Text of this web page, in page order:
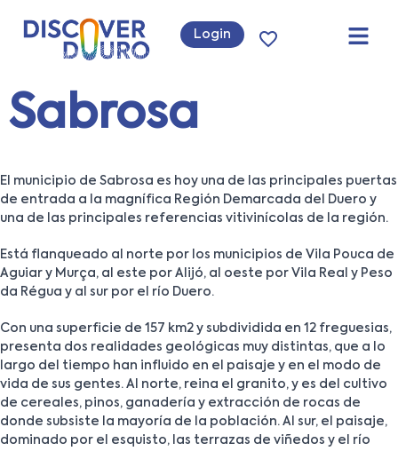
Login
Sabrosa
El municipio de Sabrosa es hoy una de las principales puertas
de entrada a la magnífica Región Demarcada del Duero y
una de las principales referencias vitivinícolas de la región.
Está flanqueado al norte por los municipios de Vila Pouca de
Aguiar y Murça, al este por Alijó, al oeste por Vila Real y Peso
da Régua y al sur por el río Duero.
Con una superficie de 157 km2 y subdividida en 12 freguesias,
presenta dos realidades geológicas muy distintas, que a lo
largo del tiempo han influido en el paisaje y en el modo de
vida de sus gentes. Al norte, reina el granito, y es del cultivo
de cereales, pinos, ganadería y extracción de rocas de
donde subsiste la mayoría de la población. Al sur, el paisaje,
dominado por el esquisto, las terrazas de viñedos y el río